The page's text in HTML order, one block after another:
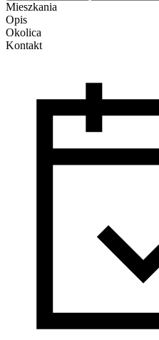
Mieszkania
Opis
Okolica
Kontakt